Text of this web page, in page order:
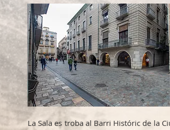
La Sala es troba al Barri Históric de la